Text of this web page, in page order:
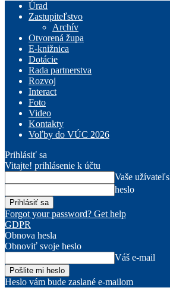
Úrad
Zastupiteľstvo
Archív
Otvorená župa
E-knižnica
Dotácie
Rada partnerstva
Rozvoj
Interact
Foto
Video
Kontakty
Voľby do VÚC 2026
Prihlásiť sa
Vitajte! prihlásenie k účtu
Vaše
heslo
Forgot your password? Get help
GDPR
Obnova hesla
Obnoviť svoje heslo
Váš e-mail
Heslo vám bude zaslané e-mailom